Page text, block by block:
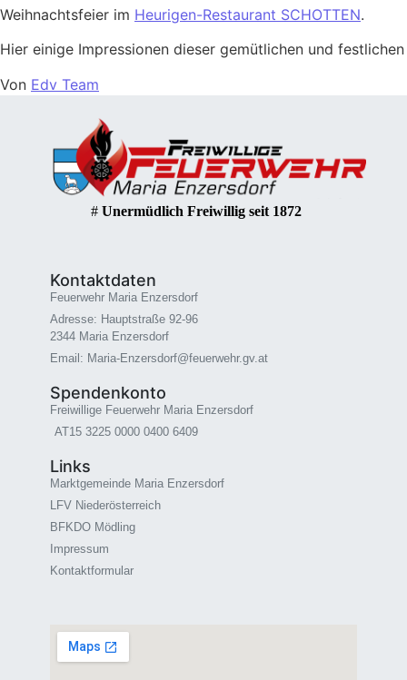
Weihnachtsfeier im Heurigen-Restaurant SCHOTTEN.
Hier einige Impressionen dieser gemütlichen und
Von Edv Team
# Unermüdlich Freiwillig seit 1872
Kontaktdaten
Feuerwehr Maria Enzersdorf
Adresse: Hauptstraße 92-96
2344 Maria Enzersdorf
Email: Maria-Enzersdorf@feuerwehr.gv.at
Spendenkonto
Freiwillige Feuerwehr Maria Enzersdorf
AT15 3225 0000 0400 6409
Links
Marktgemeinde Maria Enzersdorf
LFV Niederösterreich
BFKDO Mödling
Impressum
Kontaktformular